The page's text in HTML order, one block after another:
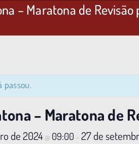
– Maratona de Revisão
passou.
– Maratona de
de 2024 @ 09:00 –27 de